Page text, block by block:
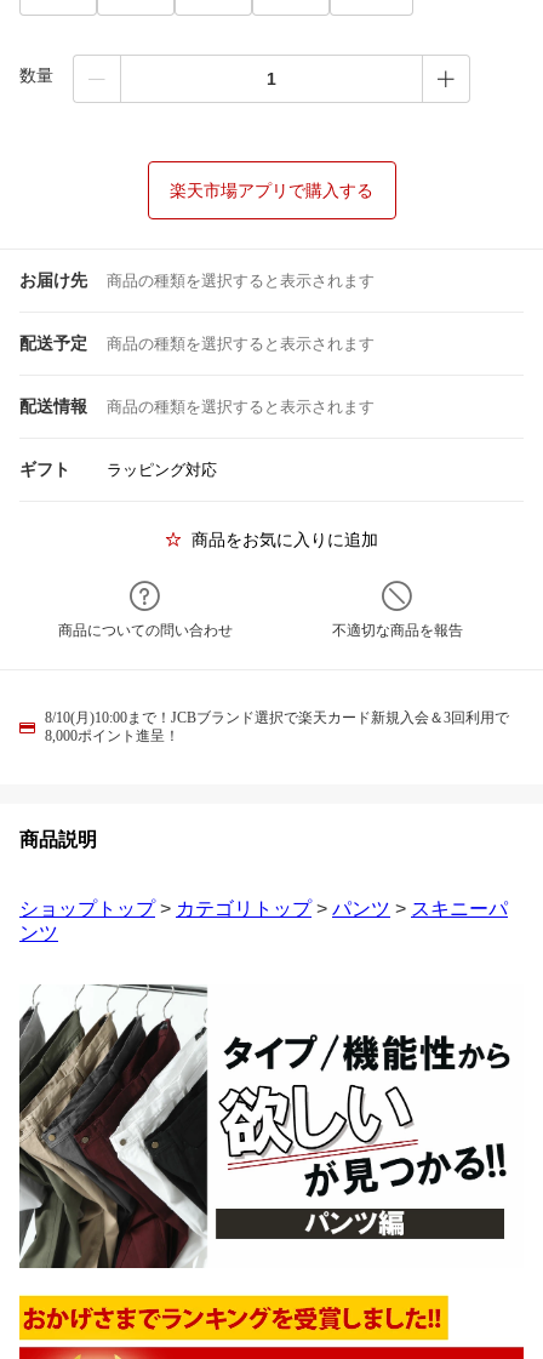
数量
楽天市場アプリで購入する
お届け先 商品の種類を選択すると表示されます
配送予定 商品の種類を選択すると表示されます
配送情報 商品の種類を選択すると表示されます
ギフト ラッピング対応
商品をお気に入りに追加
商品についての問い合わせ 不適切な商品を報告
8/10(月)10:00まで！JCBブランド選択で楽天カード新規入会＆3回利用で
8,000ポイント進呈！
商品説明
ショップトップ> カテゴリトップ> パンツ > スキニーパ
ンツ